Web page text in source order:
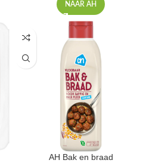
NAAR AH
AH Bak en braad